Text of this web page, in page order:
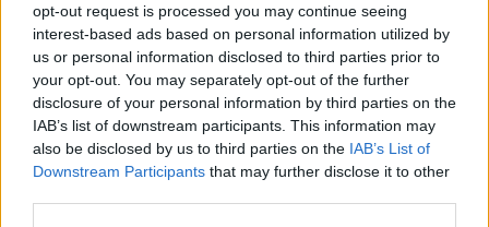
opt-out request is processed you may continue seeing
interest-based ads based on personal information utilized by
us or personal information disclosed to third parties prior to
your opt-out. You may separately opt-out of the further
disclosure of your personal information by third parties on the
IAB’s list of downstream participants. This information may
also be disclosed by us to third parties on the IAB’s List of
Downstream Participants that may further disclose it to other
Ποιο είναι το επιχειρηματικό μοντέλο της Motor Oil
για το υδρογόνο; Θα λειτουργεί κυρίως ως παραγωγός,
διανομέας ή θα αναπτύξει και τελικές εφαρμογές/
υπηρεσίες;
Η παραγωγή και διάθεση καυσίμων βρίσκεται στο DNA
του Ομίλου μας. Μέσα από τις πρωτοβουλίες μας για
καθαρές ενεργειακές λύσεις, προωθούμε εμβληματικά και
καινοτόμα, σε ευρωπαϊκή κλίμακα, έργα που